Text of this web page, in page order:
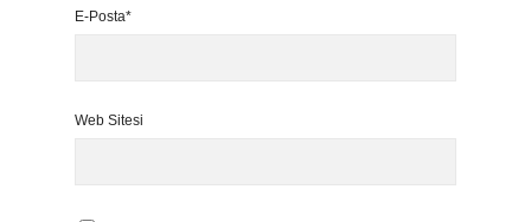
E-Posta*
Web Sitesi